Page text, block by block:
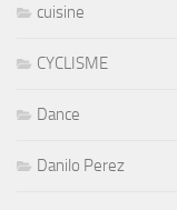
cuisine
CYCLISME
Dance
Danilo Perez